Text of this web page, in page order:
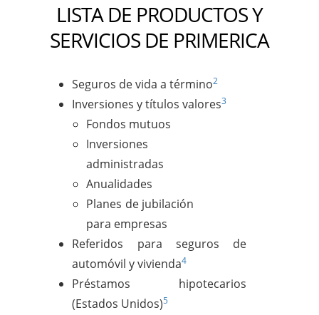
LISTA DE PRODUCTOS Y
SERVICIOS DE PRIMERICA
Seguros de vida a término2
Inversiones y títulos valores3
Fondos mutuos
Inversiones
administradas
Anualidades
Planes de jubilación
para empresas
Referidos para seguros de
automóvil y vivienda4
Préstamos hipotecarios
(Estados Unidos)5